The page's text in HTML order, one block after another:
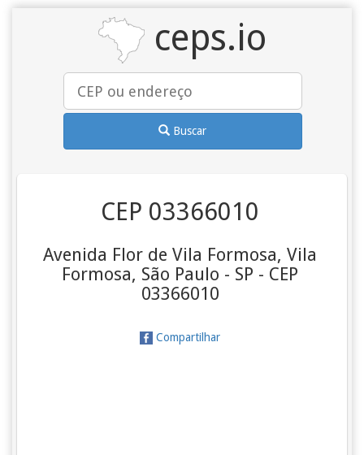
ceps.io
Buscar
CEP 03366010
Avenida Flor de Vila Formosa, Vila
Formosa, São Paulo - SP - CEP
03366010
Compartilhar